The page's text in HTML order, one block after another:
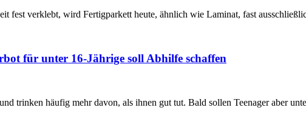
fest verklebt, wird Fertigparkett heute, ähnlich wie Laminat, fast
für unter 16-Jährige soll Abhilfe schaffen
trinken häufig mehr davon, als ihnen gut tut. Bald sollen Teenager aber